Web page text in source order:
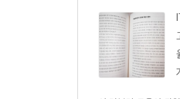
시스템 리부팅을 위
빅테크의 지배에서